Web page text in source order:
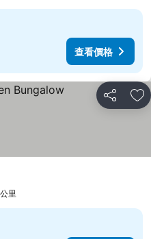
查看價格
分享 加
里